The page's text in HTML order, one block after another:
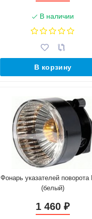
В наличии
В корзину
Фонарь указателей поворота
(белый)
1 460₽